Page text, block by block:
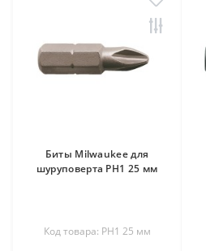
Биты Milwaukee для
шуруповерта PH1 25 мм
Код товара: PH1 25 мм